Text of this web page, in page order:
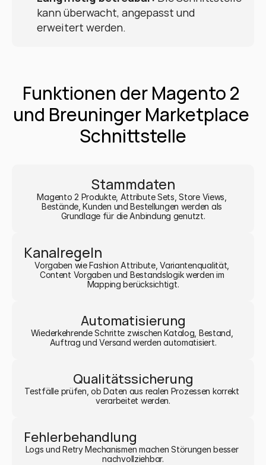
kann überwacht, angepasst und
erweitert werden.
Funktionen der Magento 2
und Breuninger Marketplace
Schnittstelle
Stammdaten
Magento 2 Produkte, Attribute Sets, Store Views,
Bestände, Kunden und Bestellungen werden als
Grundlage für die Anbindung genutzt.
Kanalregeln
Vorgaben wie Fashion Attribute, Variantenqualität,
Content Vorgaben und Bestandslogik werden im
Mapping berücksichtigt.
Automatisierung
Wiederkehrende Schritte zwischen Katalog, Bestand,
Auftrag und Versand werden automatisiert.
Qualitätssicherung
Testfälle prüfen, ob Daten aus realen Prozessen korrekt
verarbeitet werden.
Fehlerbehandlung
Logs und Retry Mechanismen machen Störungen besser
nachvollziehbar.